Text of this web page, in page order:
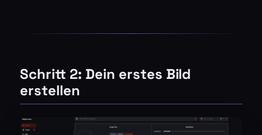
Schritt 2: Dein erstes Bild
erstellen